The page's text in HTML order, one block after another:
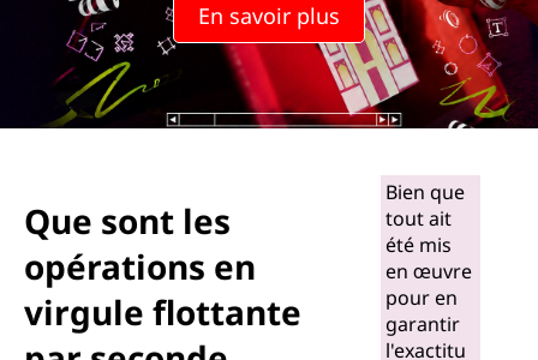
r
En savoir plus
Que sont les
opérations en
virgule flottante
Bien que
tout ait
été mis
en œuvre
pour en
garantir
l'exactitu